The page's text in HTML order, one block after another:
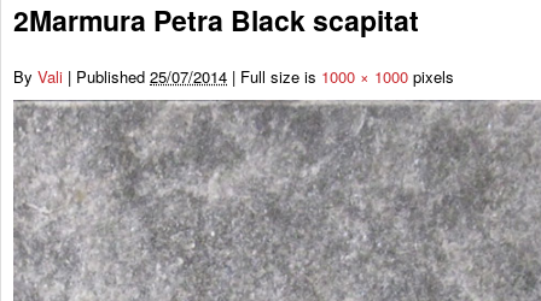
2Marmura Petra Black scapitat
By Vali | Published 25/07/2014 | Full size is 1000 × 1000 pixels